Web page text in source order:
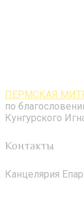
ПЕРМСКАЯ
по
Кунгурского
Контакты
Канцелярия